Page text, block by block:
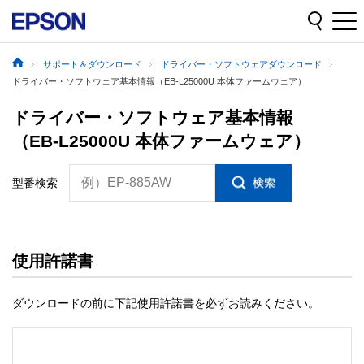
サポート＆ダウンロード
ドライバー・ソフトウェアダウンロード
ドライバー・ソフトウェア基本情報（EB-L25000U 本体ファームウェア）
ドライバー・ソフトウェア基本情報
（EB-L25000U 本体ファームウェア）
型番検索 例）EP-885AW
使用許諾書
ダウンロードの前に下記使用許諾書を必ずお読みください。